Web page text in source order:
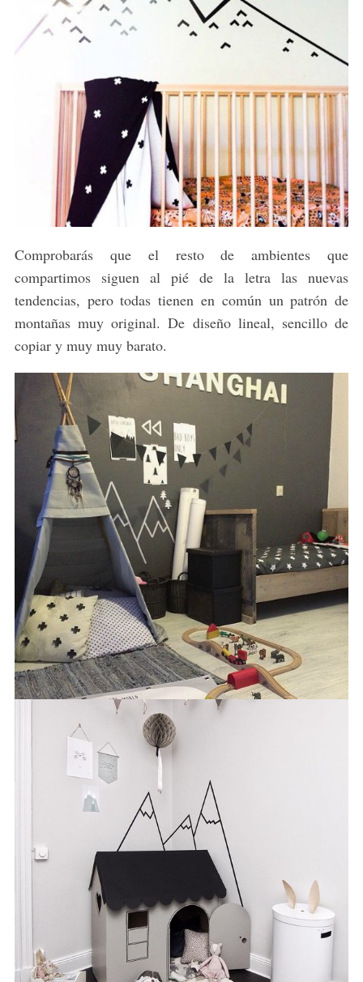
Comprobarás que el resto de ambientes que
compartimos siguen al pié de la letra las nuevas
tendencias, pero todas tienen en común un patrón de
montañas muy original. De diseño lineal, sencillo de
copiar y muy muy barato.